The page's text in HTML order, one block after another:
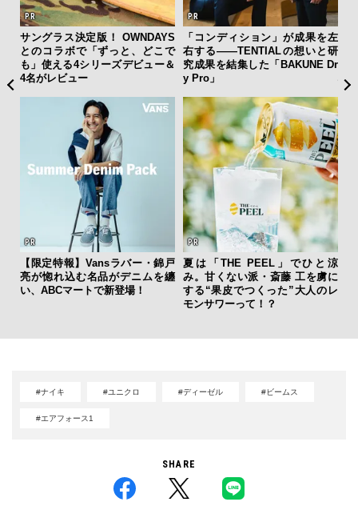
サングラス決定版！ OWNDAYS
とのコラボで「ずっと、どこで
も」使える4シリーズデビュー＆
4名がレビュー
「コンディション」が成果を左
右する——TENTIALの想いと研
究成果を結集した「BAKUNE Dr
y Pro」
【限定特報】Vansラバー・錦戸
亮が惚れ込む名品がデニムを纏
い、ABCマートで新登場！
夏は「THE PEEL」でひと涼
み。甘くない派・斎藤 工を虜に
する“果皮でつくった”大人のレ
モンサワーって！？
心を
#ナイキ #ユニクロ #ディーゼル #ビームス
#エアフォース1
SHARE